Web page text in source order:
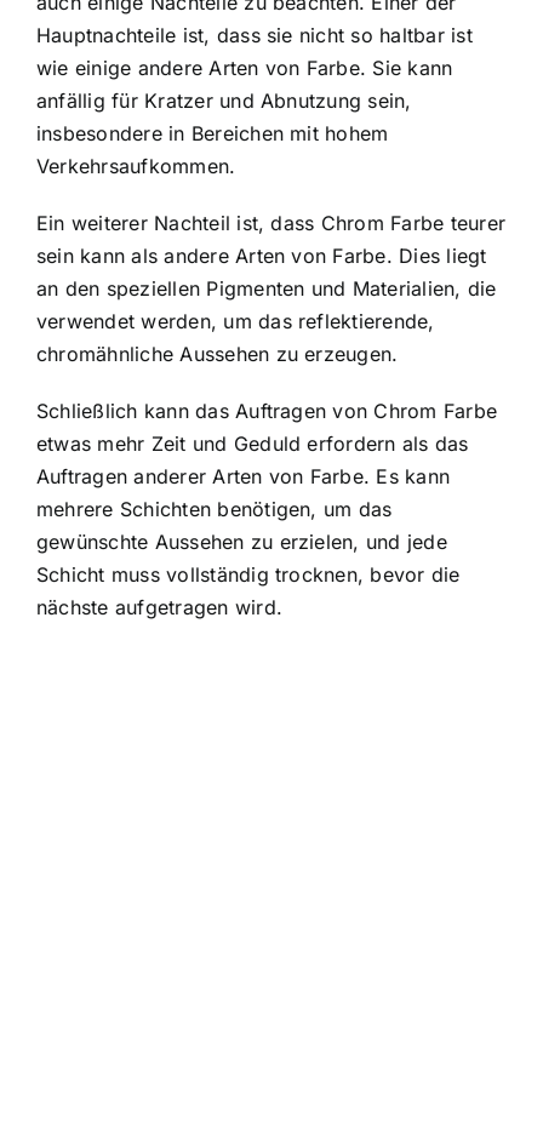
Hauptnachteile ist, dass sie nicht so haltbar ist
wie einige andere Arten von Farbe. Sie kann
anfällig für Kratzer und Abnutzung sein,
insbesondere in Bereichen mit hohem
Verkehrsaufkommen.
Ein weiterer Nachteil ist, dass Chrom Farbe teurer
sein kann als andere Arten von Farbe. Dies liegt
an den speziellen Pigmenten und Materialien, die
verwendet werden, um das reflektierende,
chromähnliche Aussehen zu erzeugen.
Schließlich kann das Auftragen von Chrom Farbe
etwas mehr Zeit und Geduld erfordern als das
Auftragen anderer Arten von Farbe. Es kann
mehrere Schichten benötigen, um das
gewünschte Aussehen zu erzielen, und jede
Schicht muss vollständig trocknen, bevor die
nächste aufgetragen wird.